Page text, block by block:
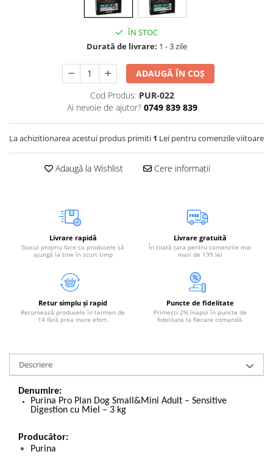
Periaj și Descâlcit Câini
Dispozitive pentru administrare
Hamuri, Zgărzi și Lese
Covorașe absorbante
Dispozitive pentru administrare
Rucsace și Articole de Transport
Dispozitive Automate pentru
Hrănire
Tiroida și Hormoni
3 kg 7 kg
ÎN STOC
Durată de livrare: 1 - 3 zile
ADAUGĂ ÎN COȘ
Cod Produs: PUR-022
Ai nevoie de ajutor? 0749 839 839
La achizitionarea acestui produs primiti 1 Lei pentru comenzile viitoare
Adaugă la Wishlist Cere informații
Livrare rapidă
Stocul propriu face ca produsele să
ajungă la tine în scurt timp
Livrare gratuită
În toată țara pentru comenzile mai
mari de 199 lei
Retur simplu și rapid
Returnează produsele în termen de
14 fără prea mare efort.
Puncte de fidelitate
Primești 2% înapoi în puncte de
fidelitate la fiecare comandă.
Descriere
Denumire:
Purina Pro Plan Dog Small&Mini Adult – Sensitive
Digestion cu Miel – 3 kg
Producător:
Purina